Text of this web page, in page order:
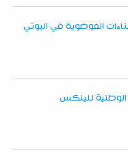
الفوضوية في البوني
الوطنية للينكس